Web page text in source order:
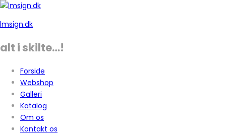
lmsign.dk
alt i skilte…!
Forside
Webshop
Galleri
Katalog
Om os
Kontakt os